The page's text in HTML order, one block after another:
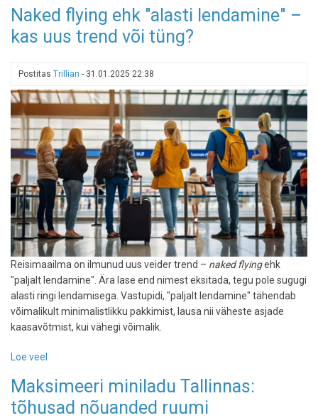
XPRS
naaseb
hooldus-
ja
Tallinn–
Helsingi
liinile
Naked flying ehk "alasti lendamine" –
kas uus trend või tüng?
Postitas Trillian - 31.01.2025 22:38
Reisimaailma on ilmunud uus veider trend – naked flyingehk
"paljalt lendamine". Ära lase end nimest eksitada, tegu pole sugugi
alasti ringi lendamisega. Vastupidi, "paljalt lendamine" tähendab
võimalikult minimalistlikku pakkimist, lausa nii väheste asjade
kaasavõtmist, kui vähegi võimalik.
Loe veel
flying
ehk
Maksimeeri miniladu Tallinnas:
tõhusad nõuanded ruumi